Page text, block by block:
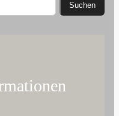
Suchen